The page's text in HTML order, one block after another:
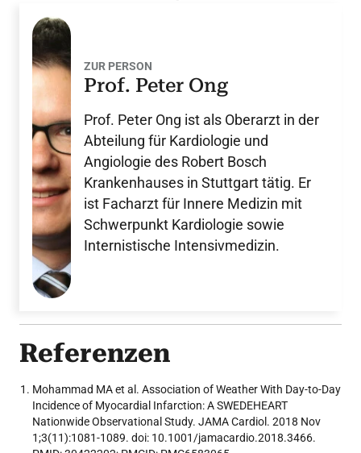
ZUR PERSON
Prof. Peter Ong
Prof. Peter Ong ist als Oberarzt in der
Abteilung für Kardiologie und
Angiologie des Robert Bosch
Krankenhauses in Stuttgart tätig. Er
ist Facharzt für Innere Medizin mit
Schwerpunkt Kardiologie sowie
Internistische Intensivmedizin.
Referenzen
Mohammad MA et al. Association of Weather With Day-to-Day
Incidence of Myocardial Infarction: A SWEDEHEART
Nationwide Observational Study. JAMA Cardiol. 2018 Nov
1;3(11):1081-1089. doi: 10.1001/jamacardio.2018.3466.